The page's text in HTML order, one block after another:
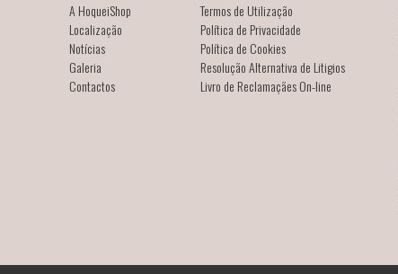
A HoqueiShop
Localização
Notícias
Galeria
Contactos
Termos de Utilização
Política de Privacidade
Política de Cookies
Resolução Alternativa de Litigios
Livro de Reclamaçães On-line